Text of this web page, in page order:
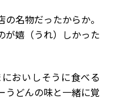
名物だったからか。
が嬉（うれ）しかった
おいしそうに食べる
うどんの味と一緒に覚